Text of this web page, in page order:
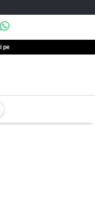
münasibətilə təbrik edib –